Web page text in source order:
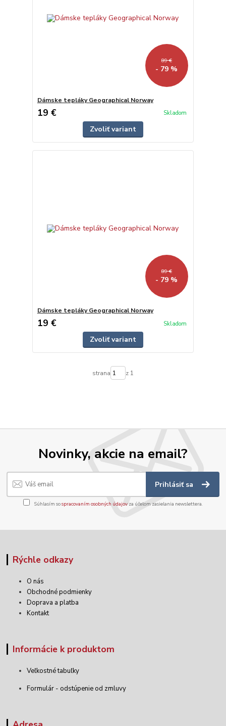
89 €
- 79 %
Dámske tepláky Geographical Norway
19 € Skladom
Zvoliť variant
89 €
- 79 %
Dámske tepláky Geographical Norway
19 € Skladom
Zvoliť variant
strana z 1
Novinky, akcie na email?
Prihlásiť sa
Súhlasím sospracovaním osobných údajov za účelom zasielania newslettera.
Rýchle odkazy
O nás
Obchodné podmienky
Doprava a platba
Kontakt
Informácie k produktom
Veľkostné tabuľky
Formulár - odstúpenie od zmluvy